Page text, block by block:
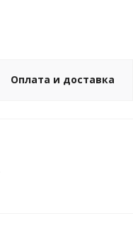
Оплата и доставка